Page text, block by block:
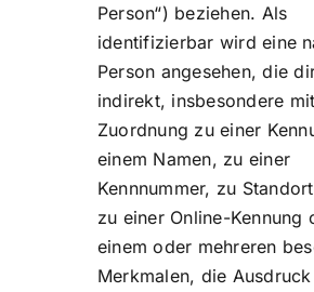
Person“) beziehen. Als
identifizierbar wird eine
Person angesehen, die
indirekt, insbesondere
Zuordnung zu einer
einem Namen, zu einer
Kennnummer, zu
zu einer Online-Kennung
einem oder mehreren
Merkmalen, die